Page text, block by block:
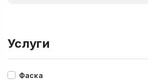
Услуги
Фаска